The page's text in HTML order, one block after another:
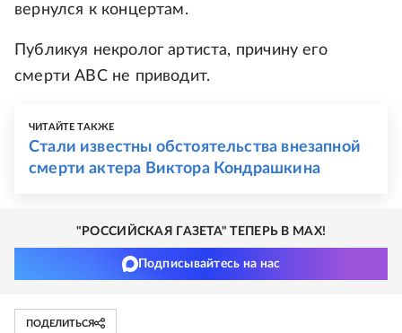
вернулся к концертам.
Публикуя некролог артиста, причину его
смерти АВС не приводит.
ЧИТАЙТЕ ТАКЖЕ
Стали известны обстоятельства внезапной
смерти актера Виктора Кондрашкина
"РОССИЙСКАЯ ГАЗЕТА" ТЕПЕРЬ В MAX!
Подписывайтесь на нас
ПОДЕЛИТЬСЯ